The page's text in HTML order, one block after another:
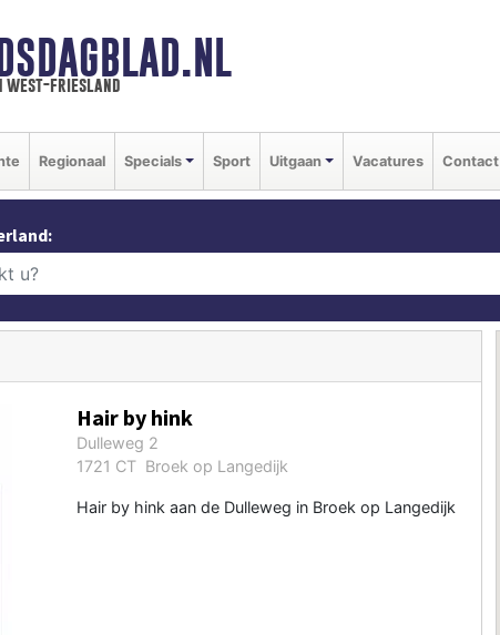
west-friesland
Regionaal Specials Sport Uitgaan Vacatures Contact
Hair by hink
Dulleweg 2
1721 CT Broek op Langedijk
Hair by hink aan de Dulleweg in Broek op Langedijk